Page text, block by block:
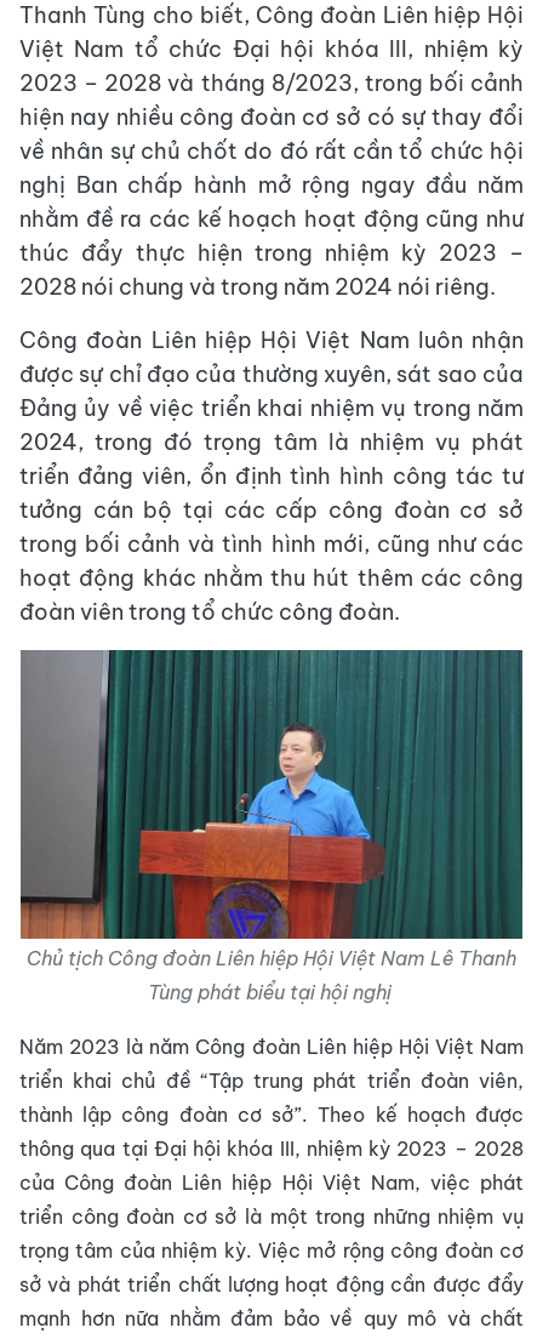
Thanh Tùng cho biết, Công đoàn Liên hiệp Hội
Việt Nam tổ chức Đại hội khóa III, nhiệm kỳ
2023 – 2028 và tháng 8/2023, trong bối cảnh
hiện nay nhiều công đoàn cơ sở có sự thay đổi
về nhân sự chủ chốt do đó rất cần tổ chức hội
nghị Ban chấp hành mở rộng ngay đầu năm
nhằm đề ra các kế hoạch hoạt động cũng như
thúc đẩy thực hiện trong nhiệm kỳ 2023 –
2028 nói chung và trong năm 2024 nói riêng.
Công đoàn Liên hiệp Hội Việt Nam luôn nhận
được sự chỉ đạo của thường xuyên, sát sao của
Đảng ủy về việc triển khai nhiệm vụ trong năm
2024, trong đó trọng tâm là nhiệm vụ phát
triển đảng viên, ổn định tình hình công tác tư
tưởng cán bộ tại các cấp công đoàn cơ sở
trong bối cảnh và tình hình mới, cũng như các
hoạt động khác nhằm thu hút thêm các công
đoàn viên trong tổ chức công đoàn.
Chủ tịch Công đoàn Liên hiệp Hội Việt Nam Lê Thanh
Tùng phát biểu tại hội nghị
Năm 2023 là năm Công đoàn Liên hiệp Hội Việt Nam
triển khai chủ đề “Tập trung phát triển đoàn viên,
thành lập công đoàn cơ sở”. Theo kế hoạch được
thông qua tại Đại hội khóa III, nhiệm kỳ 2023 – 2028
của Công đoàn Liên hiệp Hội Việt Nam, việc phát
triển công đoàn cơ sở là một trong những nhiệm vụ
trọng tâm của nhiệm kỳ. Việc mở rộng công đoàn cơ
sở và phát triển chất lượng hoạt động cần được đẩy
mạnh hơn nữa nhằm đảm bảo về quy mô và chất